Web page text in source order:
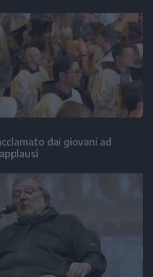
dai giovani ad